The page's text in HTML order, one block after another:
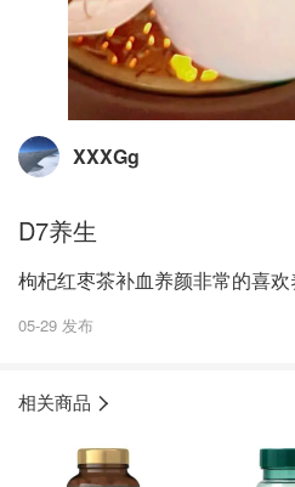
XXXGg
D7养生
枸杞红枣茶补血养颜非常的喜
05-29 发布
相关商品